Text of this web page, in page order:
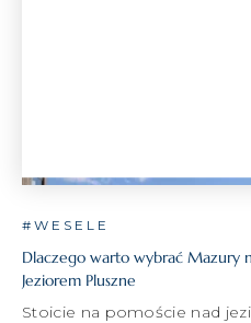
#WESELE
Dlaczego warto wybrać Mazury
Jeziorem Pluszne
Stoicie na pomoście nad